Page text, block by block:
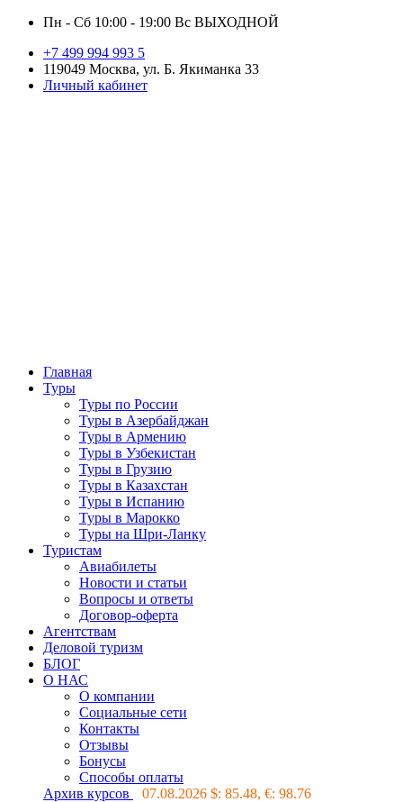
Пн - Сб 10:00 - 19:00 Вс ВЫХОДНОЙ
+7 499 994 993 5
119049 Москва, ул. Б. Якиманка 33
Личный кабинет
Главная
Туры
Туры по России
Туры в Азербайджан
Туры в Армению
Туры в Узбекистан
Туры в Грузию
Туры в Казахстан
Туры в Испанию
Туры в Марокко
Туры на Шри-Ланку
Туристам
Авиабилеты
Новости и статьи
Вопросы и ответы
Договор-оферта
Агентствам
Деловой туризм
БЛОГ
О НАС
О компании
Социальные сети
Контакты
Отзывы
Бонусы
Способы оплаты
Архив курсов
07.08.2026 $: 85.48, €: 98.76